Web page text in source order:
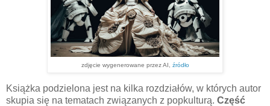
zdjęcie wygenerowane przez AI, źródło
Książka podzielona jest na kilka rozdziałów, w których autor
skupia się na tematach związanych z popkulturą. Część